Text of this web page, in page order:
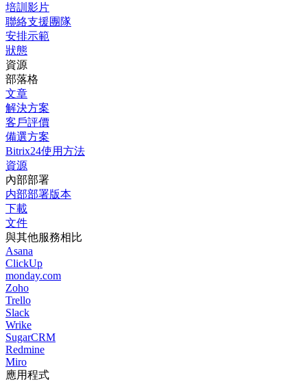
培訓影片
聯絡支援團隊
安排示範
狀態
資源
部落格
文章
解決方案
客戶評價
備選方案
Bitrix24使用方法
資源
內部部署
内部部署版本
下載
文件
與其他服務相比
Asana
ClickUp
monday.com
Zoho
Trello
Slack
Wrike
SugarCRM
Redmine
Miro
應用程式